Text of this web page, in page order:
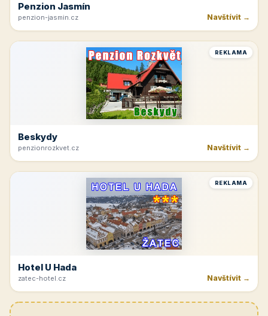
Penzion Jasmín
penzion-jasmin.cz Navštívit →
REKLAMA
Beskydy
penzionrozkvet.cz Navštívit →
REKLAMA
Hotel U Hada
zatec-hotel.cz Navštívit →